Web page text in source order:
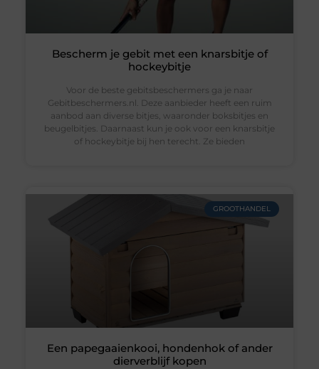
Bescherm je gebit met een knarsbitje of
hockeybitje
Voor de beste gebitsbeschermers ga je naar
Gebitbeschermers.nl. Deze aanbieder heeft een ruim
aanbod aan diverse bitjes, waaronder boksbitjes en
beugelbitjes. Daarnaast kun je ook voor een knarsbitje
of hockeybitje bij hen terecht. Ze bieden
GROOTHANDEL
Een papegaaienkooi, hondenhok of ander
dierverblijf kopen